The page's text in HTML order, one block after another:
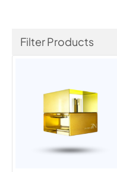
Filter Products